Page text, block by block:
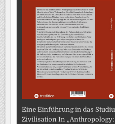
Eine Einführung in das
Zivilisation In